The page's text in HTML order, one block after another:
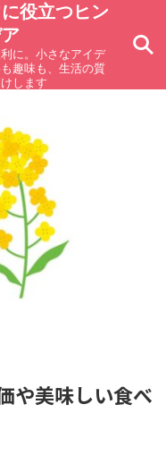
役立つヒン
に。小さなアイデ
趣味も、生活の質
します
や美味しい食べ